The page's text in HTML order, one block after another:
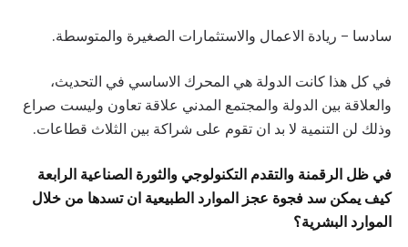
سادسا – ريادة الاعمال والاستثمارات الصغيرة والمتوسطة.
في كل هذا كانت الدولة هي المحرك الاساسي في التحديث،
والعلاقة بين الدولة والمجتمع المدني علاقة تعاون وليست صراع
وذلك لن التنمية لا بد ان تقوم على شراكة بين الثلاث قطاعات.
في ظل الرقمنة والتقدم التكنولوجي والثورة الصناعية الرابعة
كيف يمكن سد فجوة عجز الموارد الطبيعية ان تسدها من خلال
الموارد البشرية؟